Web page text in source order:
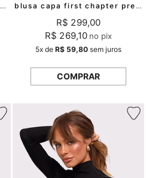
blusa de tricô amore marrom mundo lolita blusa capa first chapter preta mundo lolita
R$ 299,00
R$ 269,10 no pix
5x deR$ 59,80 sem juros
COMPRAR